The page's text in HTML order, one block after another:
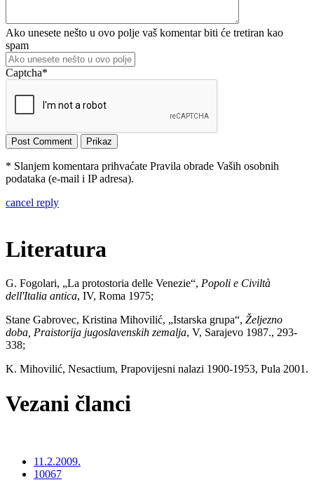
Ako unesete nešto u ovo polje vaš komentar biti će tretiran kao
spam
Captcha*
* Slanjem komentara prihvaćate Pravila obrade Vaših osobnih
podataka (e-mail i IP adresa).
cancel reply
Literatura
G. Fogolari, „La protostoria delle Venezie“, Popoli e Civiltà
dell'Italia antica, IV, Roma 1975;
Stane Gabrovec, Kristina Mihovilić, „Istarska grupa“, Željezno
doba, Praistorija jugoslavenskih zemalja, V, Sarajevo 1987., 293-
338;
K. Mihovilić, Nesactium, Prapovijesni nalazi 1900-1953, Pula 2001.
Vezani članci
11.2.2009.
10067